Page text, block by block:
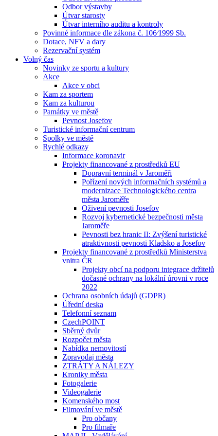
Odbor výstavby
Útvar starosty
Útvar interního auditu a kontroly
Povinné informace dle zákona č. 106⁄1999 Sb.
Dotace, NFV a dary
Rezervační systém
Volný čas
Novinky ze sportu a kultury
Akce
Akce v obci
Kam za sportem
Kam za kulturou
Památky ve městě
Pevnost Josefov
Turistické informační centrum
Spolky ve městě
Rychlé odkazy
Informace koronavir
Projekty financované z prostředků EU
Dopravní terminál v Jaroměři
Pořízení nových informačních systémů a
modernizace Technologického centra
města Jaroměře
Oživení pevnosti Josefov
Rozvoj kybernetické bezpečnosti města
Jaroměře
Pevnosti bez hranic II: Zvýšení turistické
atraktivnosti pevnosti Kladsko a Josefov
Projekty financované z prostředků Ministerstva
vnitra ČR
Projekty obcí na podporu integrace držitelů
dočasné ochrany na lokální úrovni v roce
2022
Ochrana osobních údajů (GDPR)
Úřední deska
Telefonní seznam
CzechPOINT
Sběrný dvůr
Rozpočet města
Nabídka nemovitostí
Zpravodaj města
ZTRÁTY A NÁLEZY
Kroniky města
Fotogalerie
Videogalerie
Komenského most
Filmování ve městě
Pro občany
Pro filmaře